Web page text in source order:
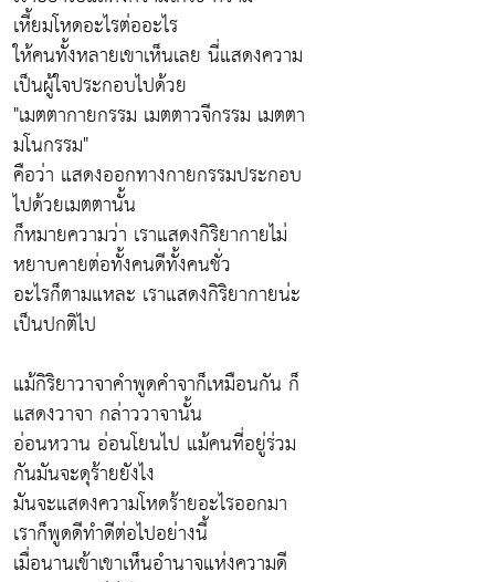
เหี้ยมโหดอะไรต่ออะไร
ให้คนทั้งหลายเขาเห็นเลย นี่แสดงความ
เป็นผู้ใจประกอบไปด้วย
"เมตตากายกรรม เมตตาวจีกรรม เมตตา
มโนกรรม"
คือว่า แสดงออกทางกายกรรมประกอบ
ไปด้วยเมตตานั้น
ก็หมายความว่า เราแสดงกิริยากายไม่
หยาบคายต่อทั้งคนดีทั้งคนชั่ว
อะไรก็ตามแหละ เราแสดงกิริยากายน่ะ
เป็นปกติไป
แม้กิริยาวาจาคำพูดคำจาก็เหมือนกัน ก็
แสดงวาจา กล่าววาจานั้น
อ่อนหวาน อ่อนโยนไป แม้คนที่อยู่ร่วม
กันมันจะดุร้ายยังไง
มันจะแสดงความโหดร้ายอะไรออกมา
เราก็พูดดีทำดีต่อไปอย่างนี้
เมื่อนานเข้าเขาเห็นอำนาจแห่งความดี